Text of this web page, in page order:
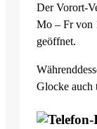
Der Vorort-
Mo – Fr von
geöffnet.
Glocke auch